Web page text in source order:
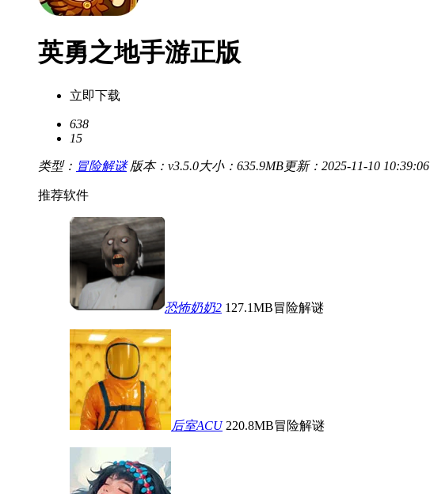
英勇之地手游正版
立即下载
638
15
类型： 冒险解谜 版本：v3.5.0大小：635.9MB更新：2025-11-10 10:39:06
推荐软件
恐怖奶奶2 127.1MB冒险解谜
后室ACU 220.8MB冒险解谜